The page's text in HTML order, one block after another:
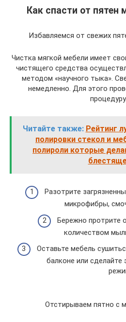
Как спасти от пятен
Избавляемся от свежих
Чистка мягкой мебели имеет
чистящего средства
методом «научного тыка».
немедленно. Для этого
процедуру.
Читайте также: Рейтинг
полировки стекол и
полироли которые
Разотрите
микрофибры,
Бережно протрите
количеством
Оставьте мебель
балконе или
Отстирываем пятно с